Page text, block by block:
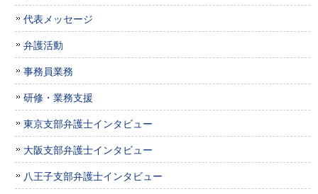
代表メッセージ
弁護活動
事務員業務
研修・業務支援
東京支部弁護士インタビュー
大阪支部弁護士インタビュー
八王子支部弁護士インタビュー